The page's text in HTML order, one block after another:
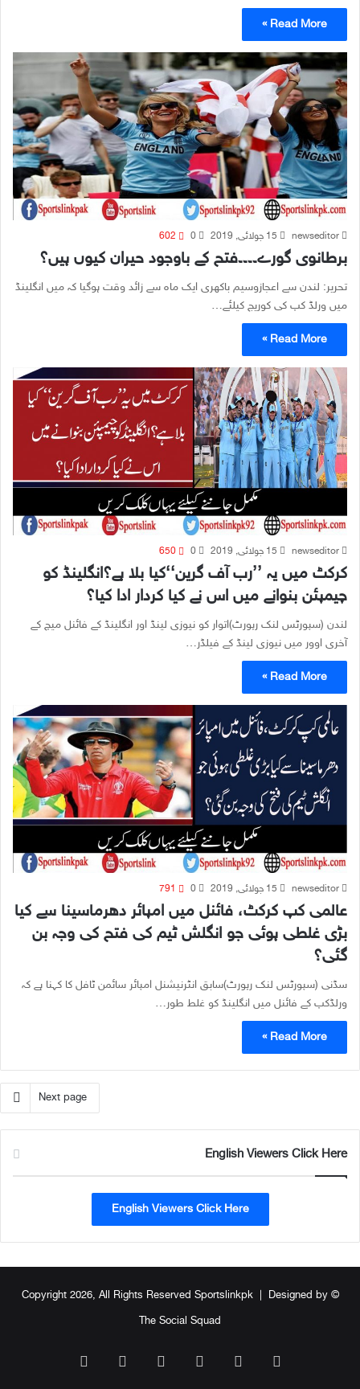
Read More »
newseditor 15 جولائی, 2019 0
602
برطانوی گورے۔۔۔۔فتح کے باوجود حیران کیوں ہیں؟
تحریر: لندن سے اعجازوسیم باکھری ایک ماہ سے زائد وقت ہوگیا کہ میں انگلینڈ
میں ورلڈ کپ کی کوریج کیلئے…
Read More »
newseditor 15 جولائی, 2019 0
650
کرکٹ میں یہ ’’رب آف گرین‘‘کیا بلا ہے؟انگلینڈ کو
چیمپئن بنوانے میں اس نے کیا کردار ادا کیا؟
لندن (سپورٹس لنک رپورٹ)اتوار کو نیوزی لینڈ اور انگلینڈ کے فائنل میچ کے
آخری اوور میں نیوزی لینڈ کے فیلڈر…
Read More »
newseditor 15 جولائی, 2019 0
791
عالمی کپ کرکٹ، فائنل میں امپائر دھرماسینا سے کیا
بڑی غلطی ہوئی جو انگلش ٹیم کی فتح کی وجہ بن
گئی؟
سڈنی (سپورٹس لنک رپورٹ)سابق انٹرنیشنل امپائر سائمن ٹافل کا کہنا ہے کہ
ورلڈکپ کے فائنل میں انگلینڈ کو غلط طور…
Read More »
Next page
English Viewers Click Here
English Viewers Click Here
© Copyright 2026, All Rights Reserved Sportslinkpk |
Designed by
The Social Squad
Facebook
YouTube
Instagram
TikTok